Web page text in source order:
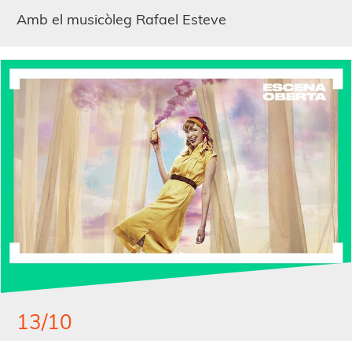
Amb el musicòleg Rafael Esteve
13/10